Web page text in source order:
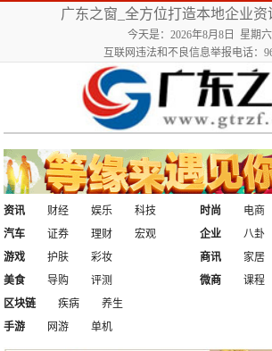
广东之窗_全方位打造本地企业资
今天是：2026年8月8日 星期六
互联网违法和不良信息举报电话：
资讯 财经 娱乐
科技
汽车
证券 理财 宏观
时尚 电商
企业
八卦
游戏
护肤
彩妆
美食
导购 评测
商讯 家居
微商
课程
区块链
疾病
养生
手游
网游 单机